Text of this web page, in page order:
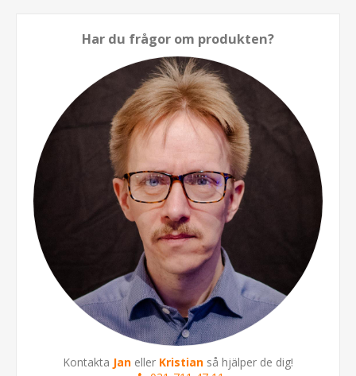
Har du frågor om produkten?
Kontakta Jan eller Kristian så hjälper de dig!